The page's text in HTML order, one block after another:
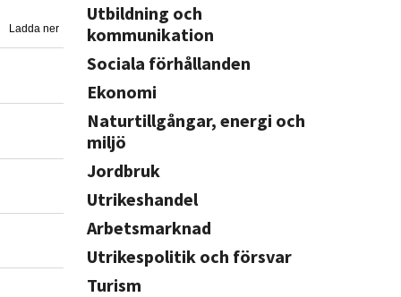
Ladda ner
Utbildning och
kommunikation
Sociala förhållanden
Ekonomi
Naturtillgångar, energi och
miljö
Jordbruk
Utrikeshandel
Arbetsmarknad
Utrikespolitik och försvar
Turism